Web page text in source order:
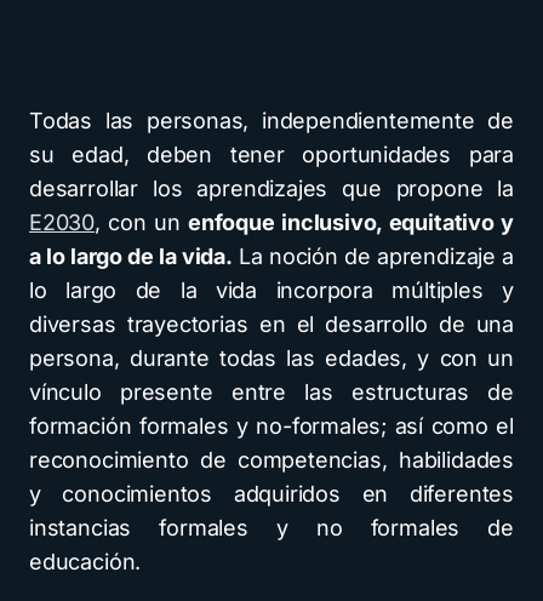
Todas las personas, independientemente de
su edad, deben tener oportunidades para
desarrollar los aprendizajes que propone la
E2030, con unenfoque inclusivo, equitativo y
a lo largo de la vida. La noción de aprendizaje a
lo largo de la vida incorpora múltiples y
diversas trayectorias en el desarrollo de una
persona, durante todas las edades, y con un
vínculo presente entre las estructuras de
formación formales y no-formales; así como el
reconocimiento de competencias, habilidades
y conocimientos adquiridos en diferentes
instancias formales y no formales de
educación.